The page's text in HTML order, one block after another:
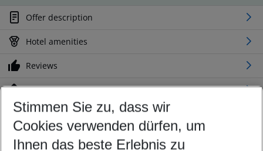
Offer description
Hotel amenities
Reviews
Location
Customize your offer
Find the perfect deal which suits your best
Stimmen Sie zu, dass wir
Cookies verwenden dürfen, um
Ihnen das beste Erlebnis zu